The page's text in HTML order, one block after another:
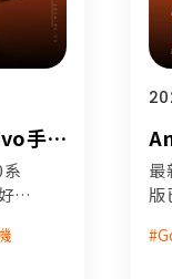
手機
評
最
版